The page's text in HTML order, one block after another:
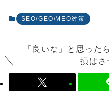
SEO/GEO/MEO対策
「良いな」と思った
損はさ